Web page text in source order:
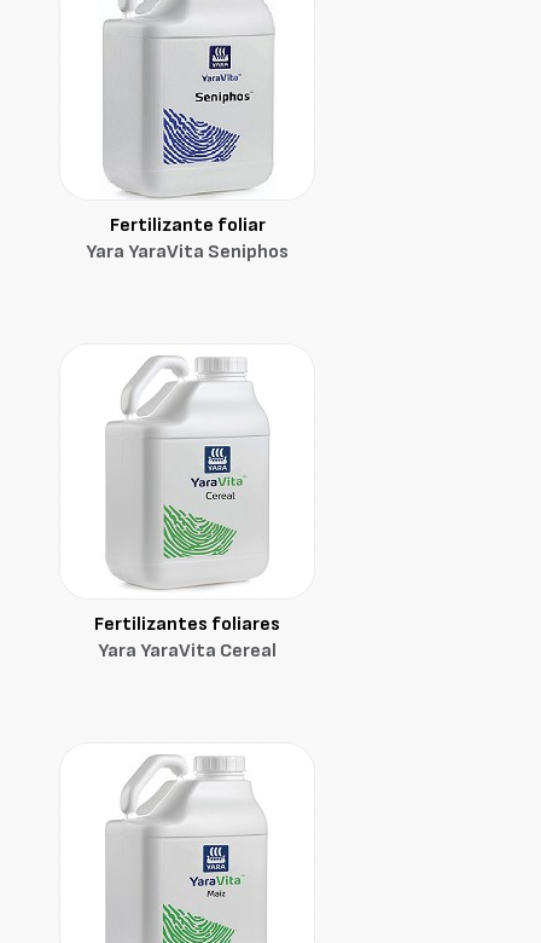
Fertilizante foliar
Yara YaraVita Seniphos
Fertilizantes foliares
Yara YaraVita Cereal